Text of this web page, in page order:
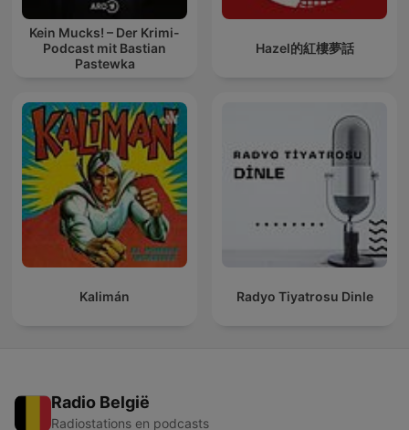
Kein Mucks! – Der Krimi-
Podcast mit Bastian
Pastewka
Hazel的紅樓夢話
Kalimán Radyo Tiyatrosu Dinle
Radio België
Radiostations en podcasts